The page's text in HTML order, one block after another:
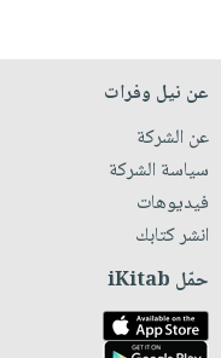
عن نيل وفرات
عن الشركة
سياسة الشركة
فيديوهات
انشر كتابك
حمّل iKitab